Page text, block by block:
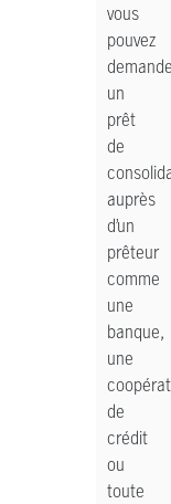
vous
pouvez
un
prêt
de
auprès
d’un
prêteur
comme
une
banque,
une
de
crédit
ou
toute